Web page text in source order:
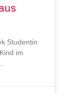
Studentin
im